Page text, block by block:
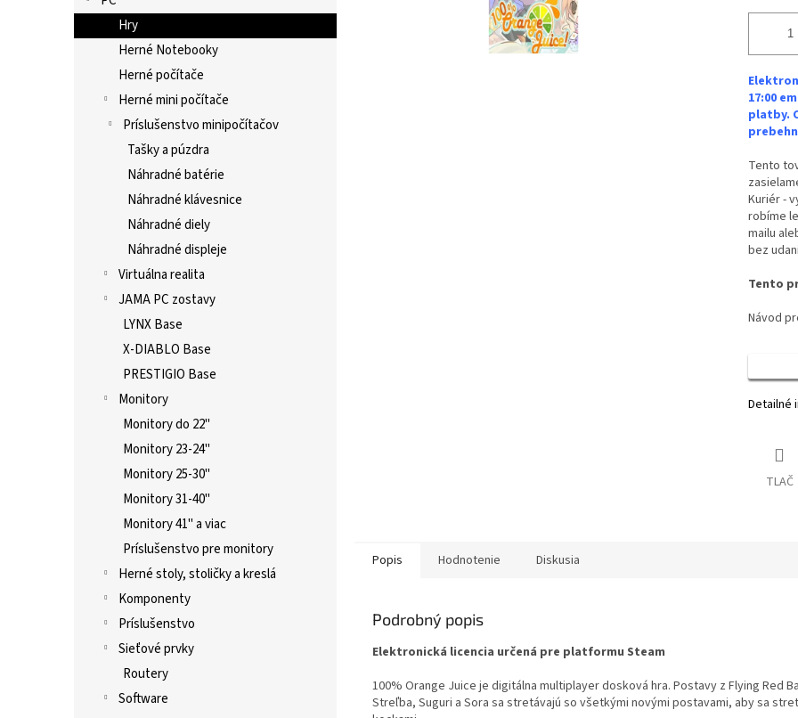
Hry
Herné Notebooky
Herné počítače
Herné mini počítače
Príslušenstvo minipočítačov
Tašky a púzdra
Náhradné batérie
Náhradné klávesnice
Náhradné diely
Náhradné displeje
Virtuálna realita
JAMA PC zostavy
LYNX Base
X-DIABLO Base
PRESTIGIO Base
Monitory
Monitory do 22"
Monitory 23-24"
Monitory 25-30"
Monitory 31-40"
Monitory 41" a viac
Príslušenstvo pre monitory
Herné stoly, stoličky a kreslá
Komponenty
Príslušenstvo
Sieťové prvky
Routery
Software
17:00
platby.
Tento
Kuriér -
robíme
mailu
bez
Tento
Návod
Detailné
TLAČ
Popis Hodnotenie Diskusia
Podrobný popis
Elektronická licencia určená pre platformu Steam
100% Orange Juice je digitálna multiplayer dosková hra. Postavy z Flying Red
Streľba, Suguri a Sora sa stretávajú so všetkými novými postavami, aby sa